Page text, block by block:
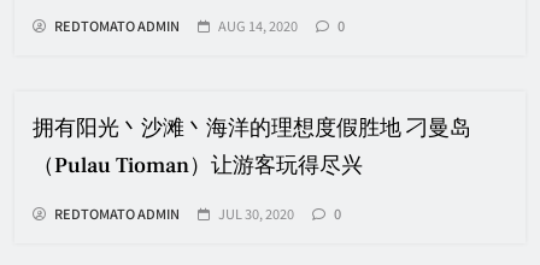
REDTOMATO ADMIN AUG 14, 2020 0
拥有阳光丶沙滩丶海洋的理想度假胜地 刁曼岛
（Pulau Tioman）让游客玩得尽兴
REDTOMATO ADMIN JUL 30, 2020 0